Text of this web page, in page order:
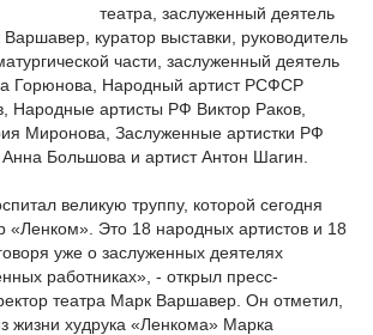
театра, заслуженный деятель
куратор выставки, руководитель
части, заслуженный деятель
Горюнова, Народный артист РСФСР
Народные артисты РФ Виктор Раков,
Миронова, Заслуженные артистки РФ
Большова и артист Антон Шагин.
великую труппу, которой сегодня
«Ленком». Это 18 народных артистов и 18
уже о заслуженных деятелях
работниках», - открыл пресс-
театра Марк Варшавер. Он отметил,
жизни худрука «Ленкома» Марка